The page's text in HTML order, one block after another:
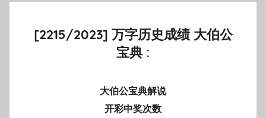
[2215/2023] 万字历史成绩 大伯公
宝典 :
大伯公宝典解说
开彩中奖次数